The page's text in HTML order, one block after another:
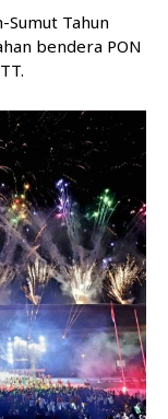
Sumut Tahun
bendera PON